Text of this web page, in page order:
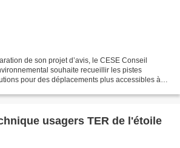
de son projet d’avis, le CESE Conseil
souhaite recueillir les pistes
pour des déplacements plus accessibles à
usagers TER de l'étoile